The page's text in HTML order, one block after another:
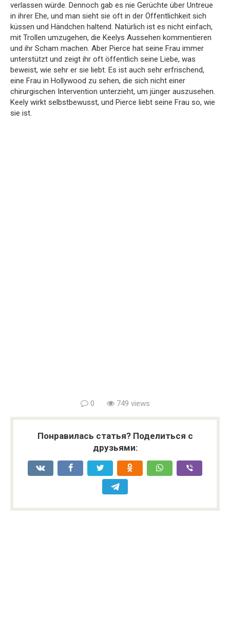
verlassen würde. Dennoch gab es nie Gerüchte über Untreue
in ihrer Ehe, und man sieht sie oft in der Öffentlichkeit sich
küssen und Händchen haltend. Natürlich ist es nicht einfach,
mit Trollen umzugehen, die Keelys Aussehen kommentieren
und ihr Scham machen. Aber Pierce hat seine Frau immer
unterstützt und zeigt ihr oft öffentlich seine Liebe, was
beweist, wie sehr er sie liebt. Es ist auch sehr erfrischend,
eine Frau in Hollywood zu sehen, die sich nicht einer
chirurgischen Intervention unterzieht, um jünger auszusehen.
Keely wirkt selbstbewusst, und Pierce liebt seine Frau so, wie
sie ist.
0 749 views
Понравилась статья? Поделиться с
друзьями: